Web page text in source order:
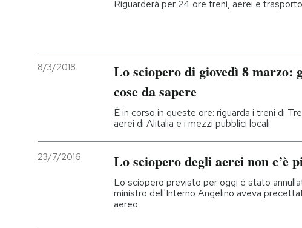
Riguarderà per 24 ore treni, aerei e
8/3/2018
Lo sciopero di giovedì 8 marzo:
cose da sapere
È in corso in queste ore: riguarda i treni di
aerei di Alitalia e i mezzi pubblici locali
23/7/2016 Lo sciopero degli aerei non c’è
Lo sciopero previsto per oggi è stato
ministro dell'Interno Angelino aveva
aereo